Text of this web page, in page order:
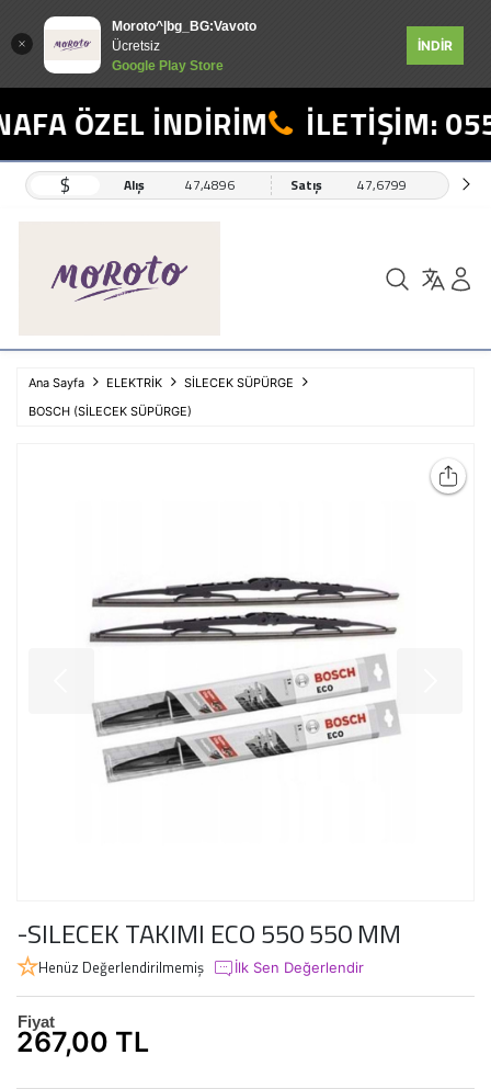
Moroto^|bg_BG:Vavoto
Ücretsiz
Google Play Store
İNDİR
ÖZEL İNDİRİM İLETİŞİM:
$ Alış 47,4896 Satış 47,6799
Ana Sayfa ELEKTRİK
SİLECEK SÜPÜRGE
BOSCH (SİLECEK SÜPÜRGE)
-SILECEK TAKIMI ECO 550 550 MM
Henüz Değerlendirilmemiş İlk Sen Değerlendir
Fiyat
267,00 TL